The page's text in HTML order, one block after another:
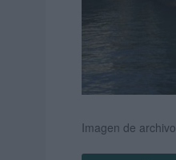
Imagen de archivo